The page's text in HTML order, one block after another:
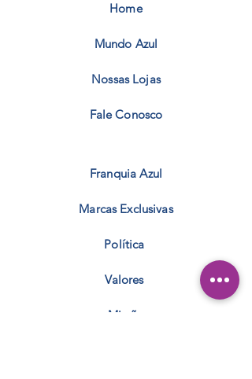
Home
Mundo Azul
Nossas Lojas
Fale Conosco
Franquia Azul
Marcas Exclusivas
Política
Valores
Missão